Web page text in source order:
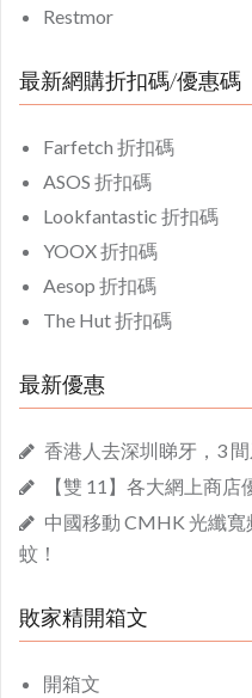
Restmor
最新網購折扣碼/優惠碼
Farfetch 折扣碼
ASOS 折扣碼
Lookfantastic 折扣碼
YOOX 折扣碼
Aesop 折扣碼
The Hut 折扣碼
最新優惠
香港人去深圳睇牙，3
【雙 11】各大網上商店
中國移動 CMHK 光纖
蚊！
敗家精開箱文
開箱文